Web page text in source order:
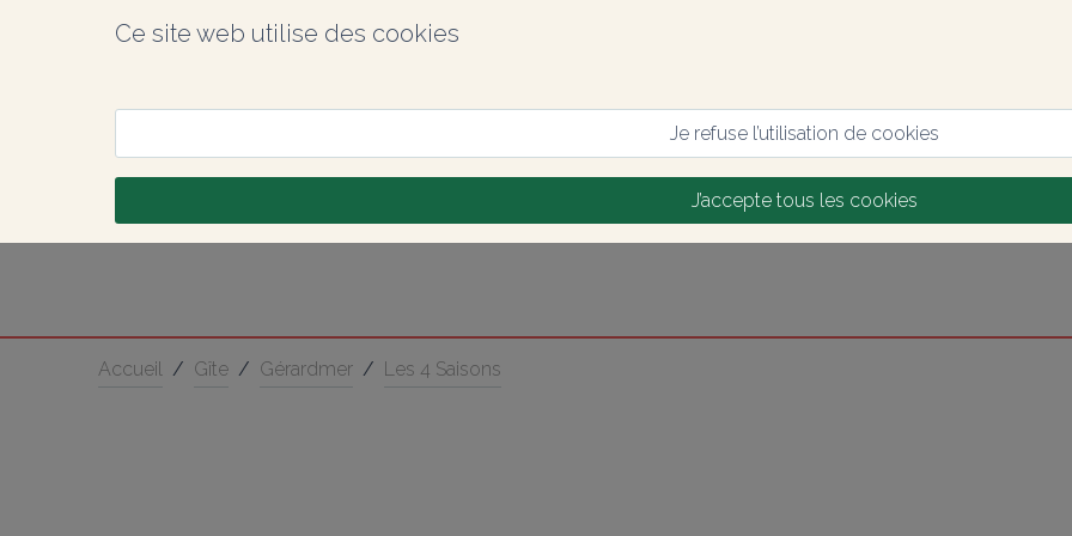
Ce site web utilise des cookies
Je refuse l’utilisation de cookies
J’accepte tous les cookies
Accueil / Gîte / Gérardmer / Les 4 Saisons